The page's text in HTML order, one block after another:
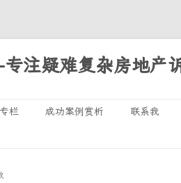
注疑难复杂房地产
Skip
栏
题
成功案例赏析 联系我